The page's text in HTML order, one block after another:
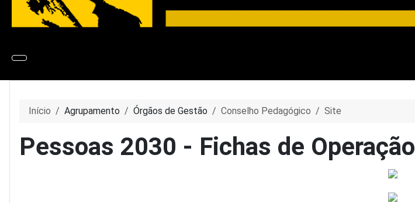
Início Agrupamento Órgãos de Gestão Conselho Pedagógico Site
Pessoas 2030 - Fichas de Operação